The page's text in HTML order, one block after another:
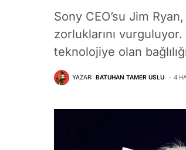
Sony CEO’su Jim
zorluklarını
teknolojiye olan
YAZAR: BATUHAN TAMER USLU 4